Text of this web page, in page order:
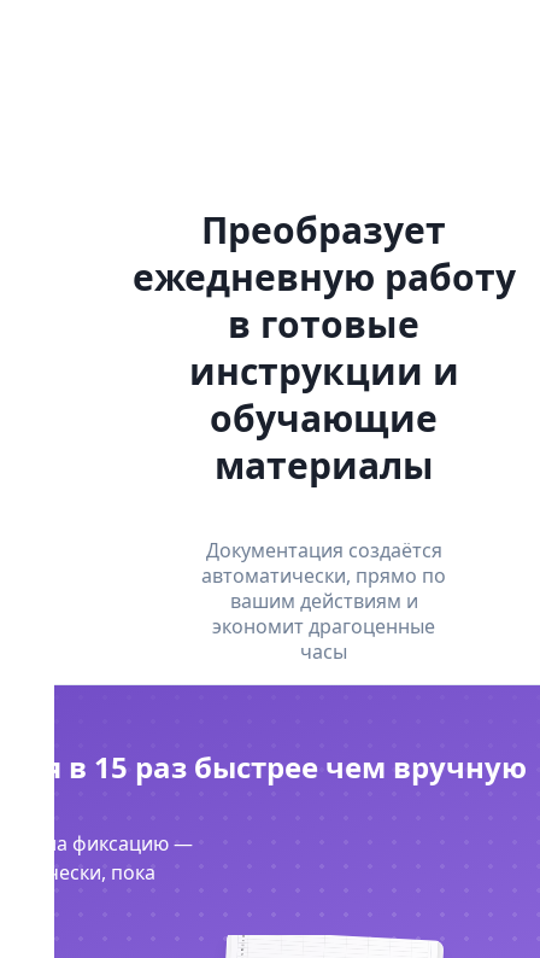
Преобразует
ежедневную работу
в готовые
инструкции и
обучающие
материалы
Документация создаётся
автоматически, прямо по
вашим действиям и
экономит драгоценные
часы
в 15 раз быстрее чем вручную
на фиксацию —
пока